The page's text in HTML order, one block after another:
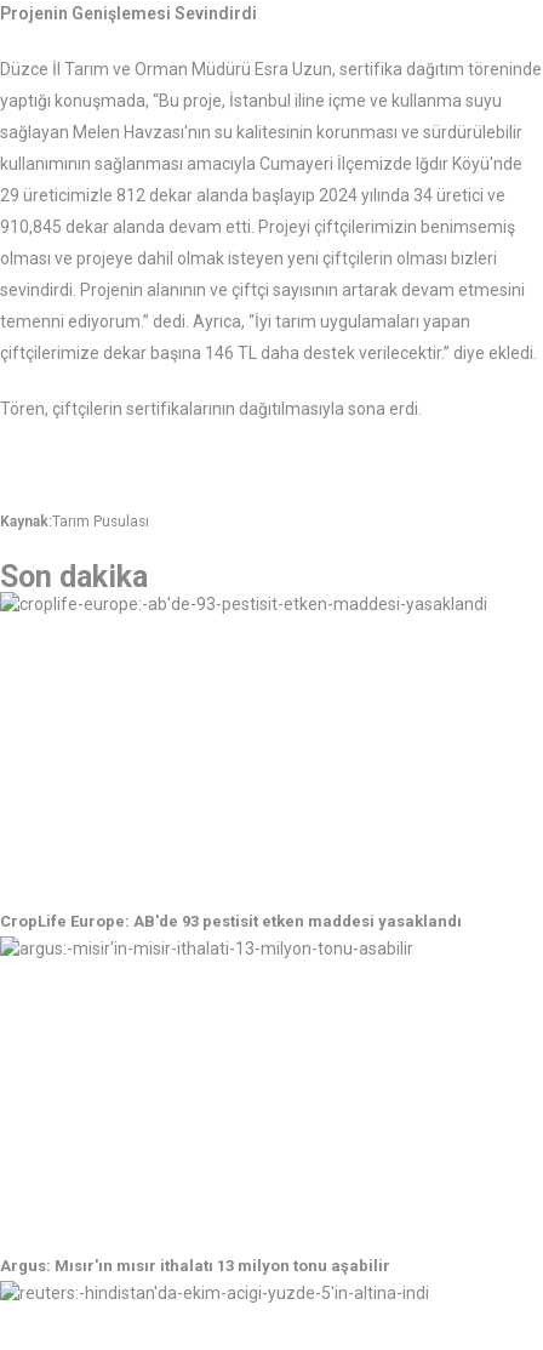
Projenin Genişlemesi Sevindirdi
Düzce İl Tarım ve Orman Müdürü Esra Uzun, sertifika dağıtım töreninde
yaptığı konuşmada, “Bu proje, İstanbul iline içme ve kullanma suyu
sağlayan Melen Havzası'nın su kalitesinin korunması ve sürdürülebilir
kullanımının sağlanması amacıyla Cumayeri İlçemizde Iğdır Köyü'nde
29 üreticimizle 812 dekar alanda başlayıp 2024 yılında 34 üretici ve
910,845 dekar alanda devam etti. Projeyi çiftçilerimizin benimsemiş
olması ve projeye dahil olmak isteyen yeni çiftçilerin olması bizleri
sevindirdi. Projenin alanının ve çiftçi sayısının artarak devam etmesini
temenni ediyorum.” dedi. Ayrıca, “İyi tarım uygulamaları yapan
çiftçilerimize dekar başına 146 TL daha destek verilecektir.” diye ekledi.
Tören, çiftçilerin sertifikalarının dağıtılmasıyla sona erdi.
Kaynak:Tarım Pusulası
Son dakika
CropLife Europe: AB'de 93 pestisit etken maddesi yasaklandı
Argus: Mısır'ın mısır ithalatı 13 milyon tonu aşabilir